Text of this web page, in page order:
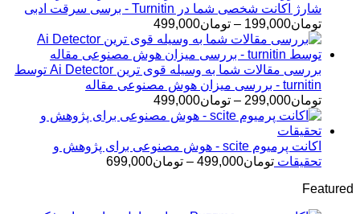
تومان145,000
تا
تومان399,000
شارژ اکانت شخصی شما در Turnitin - برسی سرقت ادبی
تومان199,000
– تومان499,000محدوده
قیمت:
تومان199,000
تا
تومان499,000
بررسی مقالات شما به وسیله قوی ترین Ai Detector توسط
turnitin - بررسی میزان هوش مصنوعی مقاله
تومان299,000
– تومان499,000محدوده
قیمت:
تا
تومان499,000
اکانت پرمیوم scite - هوش مصنوعی برای پژوهش و
تحقیقات تومان499,000
– تومان699,000محدوده
Featured